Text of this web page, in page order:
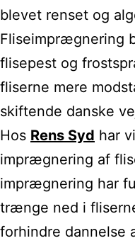
blevet renset og
Fliseimprægnering
flisepest og
fliserne mere
skiftende danske
Hos Rens Syd har
imprægnering af
imprægnering har
trænge ned i
forhindre dannelse